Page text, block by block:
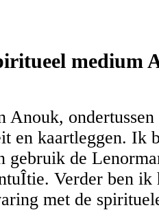
medium
Anouk,
en kaartleggen. Ik
gebruik de
Verder ben ik
met de